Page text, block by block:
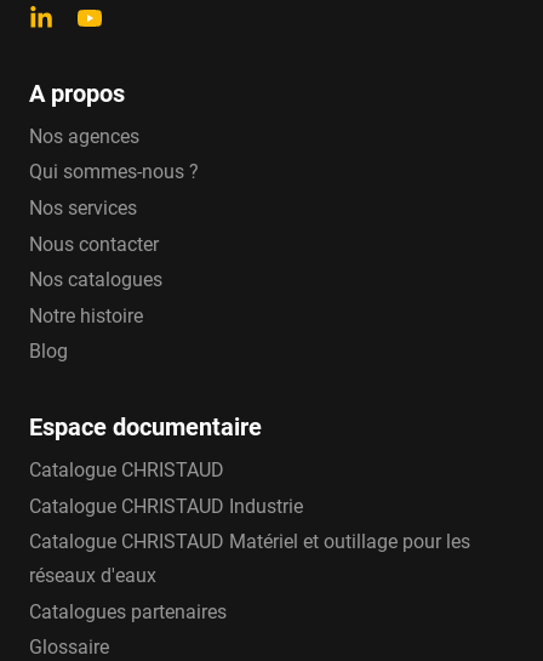
A propos
Nos agences
Qui sommes-nous ?
Nos services
Nous contacter
Nos catalogues
Notre histoire
Blog
Espace documentaire
Catalogue CHRISTAUD
Catalogue CHRISTAUD Industrie
Catalogue CHRISTAUD Matériel et outillage pour les
réseaux d'eaux
Catalogues partenaires
Glossaire